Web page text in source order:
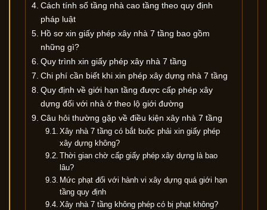
Cách tính số tầng nhà cao tầng theo quy định
pháp luật
Hồ sơ xin giấy phép xây nhà 7 tầng bao gồm
những gì?
Quy trình xin giấy phép xây nhà 7 tầng
Chi phí cần biết khi xin phép xây dựng nhà 7 tầng
Quy định về giới hạn tầng được cấp phép xây
dựng đối với nhà ở theo lộ giới đường
Câu hỏi thường gặp về điều kiện xây nhà 7 tầng
Xây nhà 7 tầng có bắt buộc phải xin giấy phép
xây dựng không?
Thời gian chờ cấp giấy phép xây dựng là bao
lâu?
Mức phạt đối với hành vi xây dựng quá giới hạn
tầng quy định
Xây nhà 7 tầng không phép có bị phạt không?